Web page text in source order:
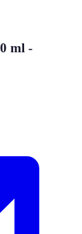
ml -